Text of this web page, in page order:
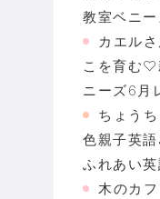
教室ベニー
カエル
こを育む♡
ニーズ6月
ちょう
色親子英
ふれあい
木のカ